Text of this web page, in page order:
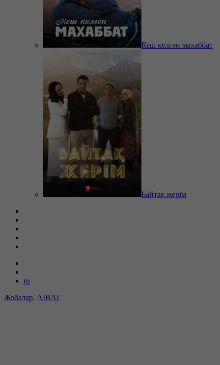
Кеш келген махаббат
Байтақ жерім
ru
Жобалар. AIBAT